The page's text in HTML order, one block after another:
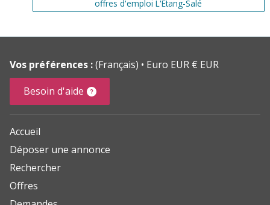
offres d'emploi L'Étang-Salé
Vos préférences :(Français)
Euro EUR € EUR
Besoin d'aide
Accueil
Déposer une annonce
Rechercher
Offres